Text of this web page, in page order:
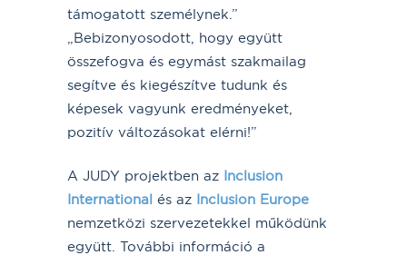
támogatott személynek.”
„Bebizonyosodott, hogy együtt
összefogva és egymást szakmailag
segítve és kiegészítve tudunk és
képesek vagyunk eredményeket,
pozitív változásokat elérni!”
A JUDY projektben az Inclusion
International és az Inclusion Europe
nemzetközi szervezetekkel működünk
együtt. További információ a